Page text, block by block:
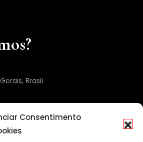
Consentimento
Brasil